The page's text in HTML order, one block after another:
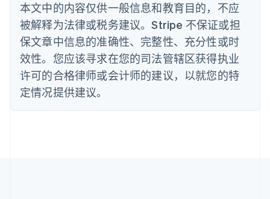
本文中的内容仅供一般信息和教育目的，不应
被解释为法律或税务建议。Stripe 不保证或担
保文章中信息的准确性、完整性、充分性或时
效性。您应该寻求在您的司法管辖区获得执业
许可的合格律师或会计师的建议，以就您的特
定情况提供建议。
波兰
English
丹麦
English
德国
DeutschEnglish
法国
FrançaisEnglish
芬兰